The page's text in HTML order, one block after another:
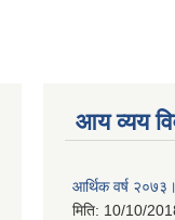
आय व्यय
आर्थिक वर्ष
मिति: 10/10/